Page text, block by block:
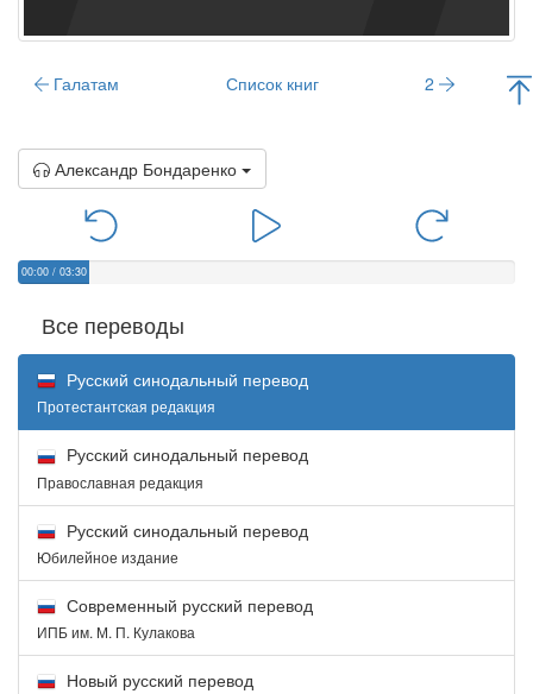
Галатам Список книг 2
Александр Бондаренко
00:00 / 03:30
Все переводы
Русский синодальный перевод
Протестантская редакция
Русский синодальный перевод
Православная редакция
Русский синодальный перевод
Юбилейное издание
Современный русский перевод
ИПБ им. М. П. Кулакова
Новый русский перевод